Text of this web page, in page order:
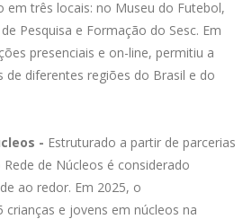
em três locais: no Museu do Futebol,
Pesquisa e Formação do Sesc. Em
presenciais e on-line, permitiu a
de diferentes regiões do Brasil e do
- Estruturado a partir de parcerias
de Núcleos é considerado
ao redor. Em 2025, o
crianças e jovens em núcleos na